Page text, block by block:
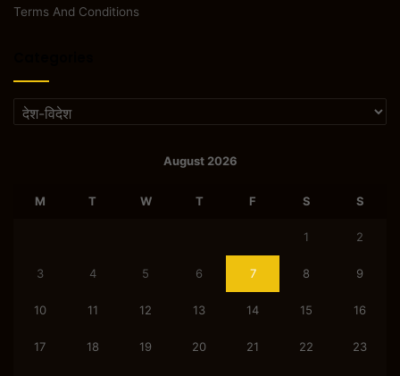
Terms And Conditions
Categories
August 2026
M T W T F S S
1 2
3 4 5 6 7 8 9
10 11 12 13 14 15 16
17 18 19 20 21 22 23